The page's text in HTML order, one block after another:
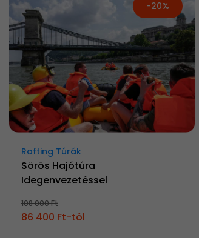
-20%
Rafting Túrák
Sörös Hajótúra
Idegenvezetéssel
108 000 Ft
86 400 Ft-tól